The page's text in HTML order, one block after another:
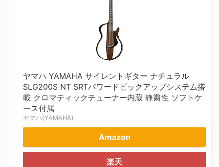
ヤマハ YAMAHA サイレントギター ナチュラル
SLG200S NT SRTパワードピックアップシステム搭
載 クロマティックチューナー内蔵 静粛性 ソフトケ
ース付属
ヤマハ(YAMAHA)
Amazon
楽天